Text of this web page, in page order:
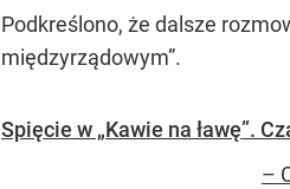
Podkreślono, że dalsze
międzyrządowym”.
Spięcie w „Kawie na ławę”.
–